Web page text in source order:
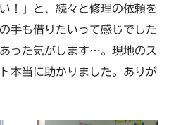
！」と、続々と修理の依頼を
手も借りたいって感じでした
った気がします…。現地のス
本当に助かりました。ありが